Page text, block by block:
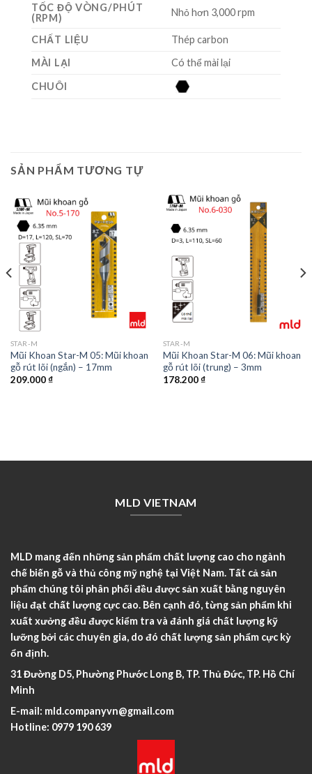
TỐC ĐỘ VÒNG/PHÚT
(RPM)
Nhỏ hơn 3,000 rpm
CHẤT LIỆU
Thép carbon
MÀI LẠI
Có thể mài lại
CHUÔI
SẢN PHẨM TƯƠNG TỰ
STAR-M
Mũi Khoan Star-M 05: Mũi khoan
gỗ rút lõi (ngắn) – 17mm
209.000₫
STAR-M
Mũi Khoan Star-M 06: Mũi khoan
gỗ rút lõi (trung) – 3mm
178.200₫
MLD VIETNAM
MLD mang đến những sản phẩm chất lượng cao cho ngành
chế biến gỗ và thủ công mỹ nghệ tại Việt Nam. Tất cả sản
phẩm chúng tôi phân phối đều được sản xuất bằng nguyên
liệu đạt chất lượng cực cao. Bên cạnh đó, từng sản phẩm khi
xuất xưởng đều được kiểm tra và đánh giá chất lượng kỹ
lưỡng bởi các chuyên gia, do đó chất lượng sản phẩm cực kỳ
ổn định.
31 Đường D5, Phường Phước Long B, TP. Thủ Đức, TP. Hồ Chí
Minh
E-mail: mld.companyvn@gmail.com
Hotline: 0979 190 639